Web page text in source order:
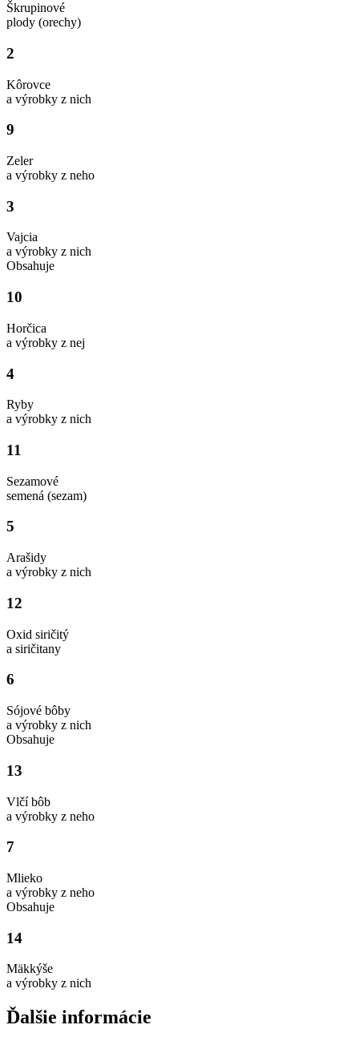
Škrupinové
plody (orechy)
2
Kôrovce
a výrobky z nich
9
Zeler
a výrobky z neho
3
Vajcia
a výrobky z nich
Obsahuje
10
Horčica
a výrobky z nej
4
Ryby
a výrobky z nich
11
Sezamové
semená (sezam)
5
Arašidy
a výrobky z nich
12
Oxid siričitý
a siričitany
6
Sójové bôby
a výrobky z nich
Obsahuje
13
Vlčí bôb
a výrobky z neho
7
Mlieko
a výrobky z neho
Obsahuje
14
Mäkkýše
a výrobky z nich
Ďalšie informácie